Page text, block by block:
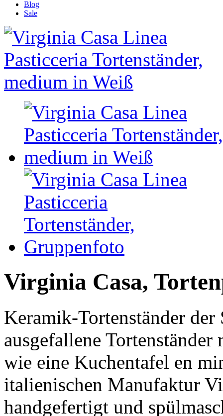
Blog
Sale
Virginia Casa,
Keramik-Tortenständer der
ausgefallene
wie eine Kuchentafel en
italienischen Manufaktur
handgefertigt und